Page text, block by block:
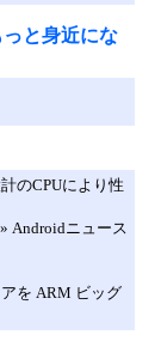
っと身近にな
のCPUにより性
Androidニュース
を ARM ビッグ